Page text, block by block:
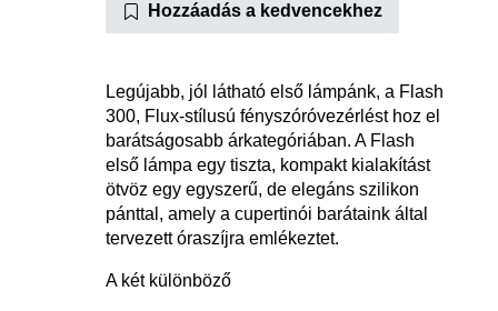
Hozzáadás a kedvencekhez
Legújabb, jól látható első lámpánk, a Flash
300, Flux-stílusú fényszóróvezérlést hoz el
barátságosabb árkategóriában. A Flash
első lámpa egy tiszta, kompakt kialakítást
ötvöz egy egyszerű, de elegáns szilikon
pánttal, amely a cupertinói barátaink által
tervezett óraszíjra emlékeztet.
A két különböző